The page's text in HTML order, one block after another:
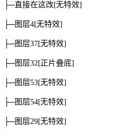
├─直接在这改[无特效]
├─图层4[无特效]
├─图层37[无特效]
├─图层32[正片叠底]
├─图层53[无特效]
├─图层54[无特效]
├─图层29[无特效]